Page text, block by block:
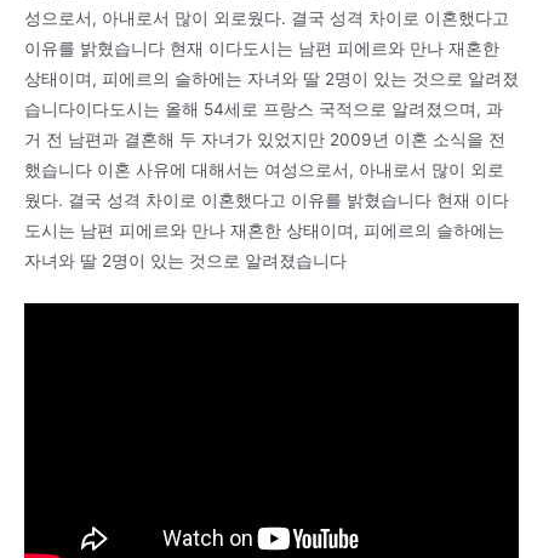
성으로서, 아내로서 많이 외로웠다. 결국 성격 차이로 이혼했다고
이유를 밝혔습니다 현재 이다도시는 남편 피에르와 만나 재혼한
상태이며, 피에르의 슬하에는 자녀와 딸 2명이 있는 것으로 알려졌
습니다이다도시는 올해 54세로 프랑스 국적으로 알려졌으며, 과
거 전 남편과 결혼해 두 자녀가 있었지만 2009년 이혼 소식을 전
했습니다 이혼 사유에 대해서는 여성으로서, 아내로서 많이 외로
웠다. 결국 성격 차이로 이혼했다고 이유를 밝혔습니다 현재 이다
도시는 남편 피에르와 만나 재혼한 상태이며, 피에르의 슬하에는
자녀와 딸 2명이 있는 것으로 알려졌습니다